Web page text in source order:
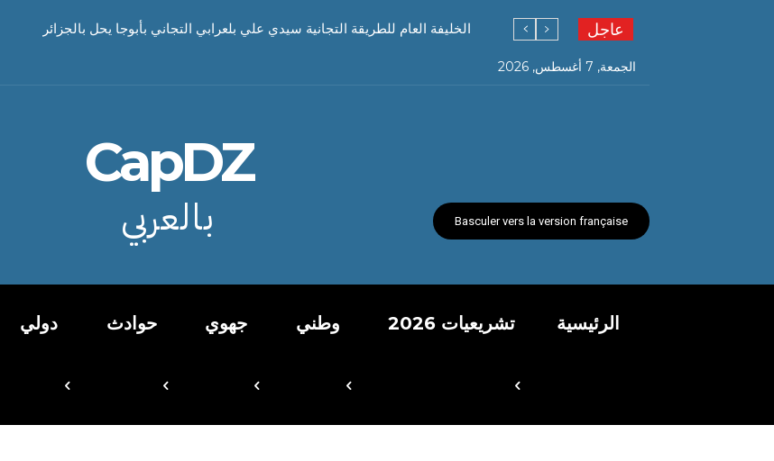
عاجل الخليفة العام للطريقة التجانية سيدي علي بلعرابي التجاني بأبوجا يحل بالجزائر
الجمعة, 7 أغسطس, 2026
Basculer vers la version française
CapDZ
بالعربي
الرئيسية تشريعيات 2026 وطني جهوي حوادث دولي